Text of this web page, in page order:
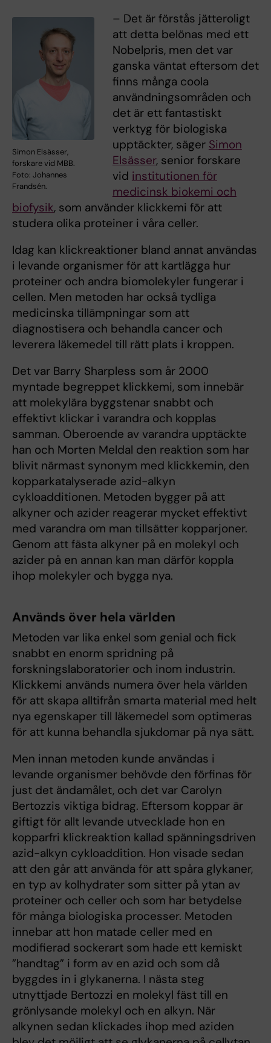
Simon Elsässer,
forskare vid MBB.
Foto: Johannes
Frandsén.
– Det är förstås jätteroligt
att detta belönas med ett
Nobelpris, men det var
ganska väntat eftersom det
finns många coola
användningsområden och
det är ett fantastiskt
verktyg för biologiska
upptäckter, säger Simon
Elsässer, senior forskare
vid institutionen för
medicinsk biokemi och
biofysik, som använder klickkemi för att
studera olika proteiner i våra celler.
Idag kan klickreaktioner bland annat användas
i levande organismer för att kartlägga hur
proteiner och andra biomolekyler fungerar i
cellen. Men metoden har också tydliga
medicinska tillämpningar som att
diagnostisera och behandla cancer och
leverera läkemedel till rätt plats i kroppen.
Det var Barry Sharpless som år 2000
myntade begreppet klickkemi, som innebär
att molekylära byggstenar snabbt och
effektivt klickar i varandra och kopplas
samman. Oberoende av varandra upptäckte
han och Morten Meldal den reaktion som har
blivit närmast synonym med klickkemin, den
kopparkatalyserade azid-alkyn
cykloadditionen. Metoden bygger på att
alkyner och azider reagerar mycket effektivt
med varandra om man tillsätter kopparjoner.
Genom att fästa alkyner på en molekyl och
azider på en annan kan man därför koppla
ihop molekyler och bygga nya.
Används över hela världen
Metoden var lika enkel som genial och fick
snabbt en enorm spridning på
forskningslaboratorier och inom industrin.
Klickkemi används numera över hela världen
för att skapa alltifrån smarta material med helt
nya egenskaper till läkemedel som optimeras
för att kunna behandla sjukdomar på nya sätt.
Men innan metoden kunde användas i
levande organismer behövde den förfinas för
just det ändamålet, och det var Carolyn
Bertozzis viktiga bidrag. Eftersom koppar är
giftigt för allt levande utvecklade hon en
kopparfri klickreaktion kallad spänningsdriven
azid-alkyn cykloaddition. Hon visade sedan
att den går att använda för att spåra glykaner,
en typ av kolhydrater som sitter på ytan av
proteiner och celler och som har betydelse
för många biologiska processer. Metoden
innebar att hon matade celler med en
modifierad sockerart som hade ett kemiskt
”handtag” i form av en azid och som då
byggdes in i glykanerna. I nästa steg
utnyttjade Bertozzi en molekyl fäst till en
grönlysande molekyl och en alkyn. När
alkynen sedan klickades ihop med aziden